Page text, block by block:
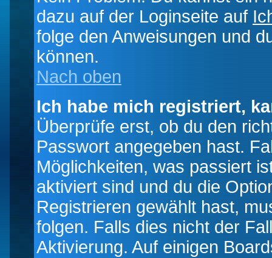
dazu auf der Loginseite auf
folge den Anweisungen und
können.
Nach oben
Ich habe mich registriert,
Überprüfe erst, ob du den
Passwort angegeben hast.
Möglichkeiten, was passiert
aktiviert sind und du die
Registrieren gewählt hast,
folgen. Falls dies nicht der
Aktivierung. Auf einigen